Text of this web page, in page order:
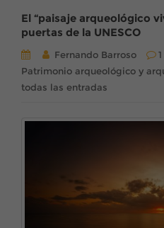
El “paisaje arqueológico
puertas de la UNESCO
Fernando Barroso
Patrimonio arqueológico y
todas las entradas